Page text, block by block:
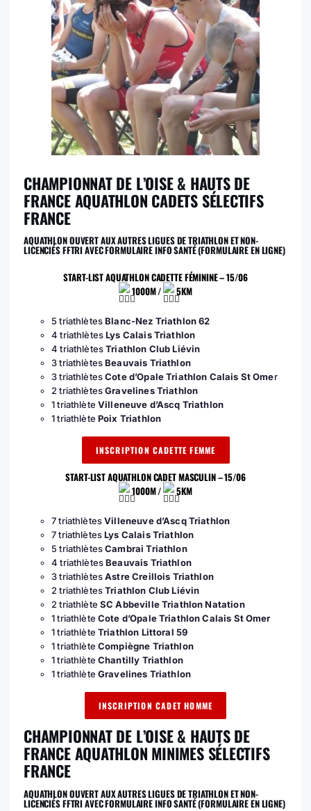
CHAMPIONNAT DE L’OISE & HAUTS DE
FRANCE AQUATHLON CADETS SÉLECTIFS
FRANCE
AQUATHLON OUVERT AUX AUTRES LIGUES DE TRIATHLON ET NON-
LICENCIÉS FFTRI AVEC FORMULAIRE INFO SANTÉ (FORMULAIRE EN LIGNE)
START-LIST AQUATHLON CADETTE FÉMININE – 15/06
1000M /
5KM
5 triathlètesBlanc-Nez Triathlon 62
4 triathlètesLys Calais Triathlon
4 triathlètesTriathlon Club Liévin
3 triathlètesBeauvais Triathlon
3 triathlètesCote d’Opale Triathlon Calais St Omer
2 triathlètesGravelines Triathlon
1 triathlèteVilleneuve d’Ascq Triathlon
1 triathlètePoix Triathlon
INSCRIPTION CADETTE FEMME
START-LIST AQUATHLON CADET MASCULIN – 15/06
1000M /
5KM
7 triathlètesVilleneuve d’Ascq Triathlon
7 triathlètesLys Calais Triathlon
5 triathlètesCambrai Triathlon
4 triathlètesBeauvais Triathlon
3 triathlètesAstre Creillois Triathlon
2 triathlètesTriathlon Club Liévin
2 triathlèteSC Abbeville Triathlon Natation
1 triathlèteCote d’Opale Triathlon Calais St Omer
1 triathlèteTriathlon Littoral 59
1 triathlèteCompiègne Triathlon
1 triathlèteChantilly Triathlon
1 triathlèteGravelines Triathlon
INSCRIPTION CADET HOMME
CHAMPIONNAT DE L’OISE & HAUTS DE
FRANCE AQUATHLON MINIMES SÉLECTIFS
FRANCE
AQUATHLON OUVERT AUX AUTRES LIGUES DE TRIATHLON ET NON-
LICENCIÉS FFTRI AVEC FORMULAIRE INFO SANTÉ (FORMULAIRE EN LIGNE)